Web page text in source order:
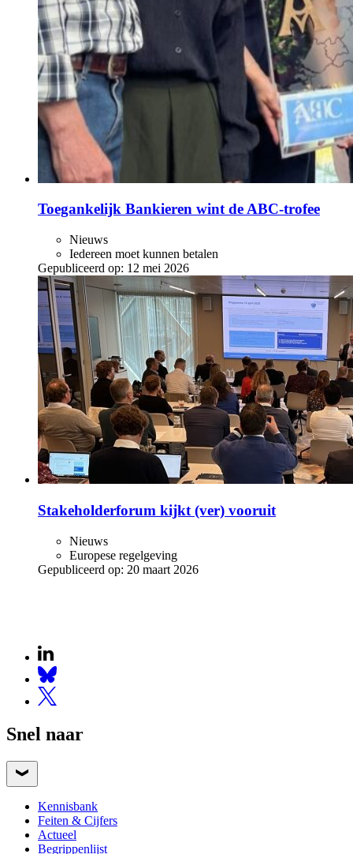
Toegankelijk Bankieren wint de ABC‑trofee
Nieuws
Iedereen moet kunnen betalen
Gepubliceerd op: 12 mei 2026
Stakeholderforum kijkt (ver) vooruit
Nieuws
Europese regelgeving
Gepubliceerd op: 20 maart 2026
Snel naar
Kennisbank
Feiten & Cijfers
Actueel
Begrippenlijst